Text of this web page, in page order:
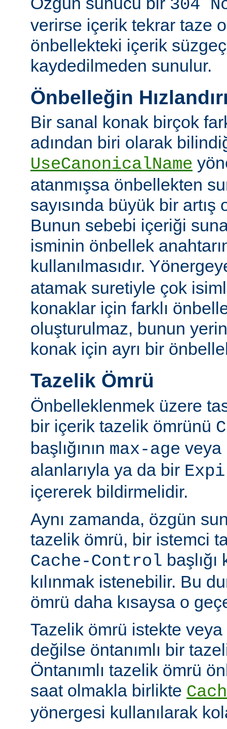
304
verirse içerik tekrar taze
önbellekteki içerik
kaydedilmeden sunulur.
Önbelleğin
Bir sanal konak birçok
adından biri olarak
UseCanonicalName
atanmışsa önbellekten
sayısında büyük bir
Bunun sebebi içeriği
isminin önbellek
kullanılmasıdır.
atamak suretiyle çok
konaklar için farklı
oluşturulmaz, bunun
konak için ayrı bir
Tazelik Ömrü
Önbelleklenmek üzere
bir içerik tazelik ömrünü
başlığının max-age veya
alanlarıyla ya da bir
içererek bildirmelidir.
Aynı zamanda, özgün
tazelik ömrü, bir istemci
Cache-Control
kılınmak istenebilir. Bu
ömrü daha kısaysa o
Tazelik ömrü istekte veya
değilse öntanımlı bir
Öntanımlı tazelik ömrü
saat olmakla birlikte
yönergesi kullanılarak